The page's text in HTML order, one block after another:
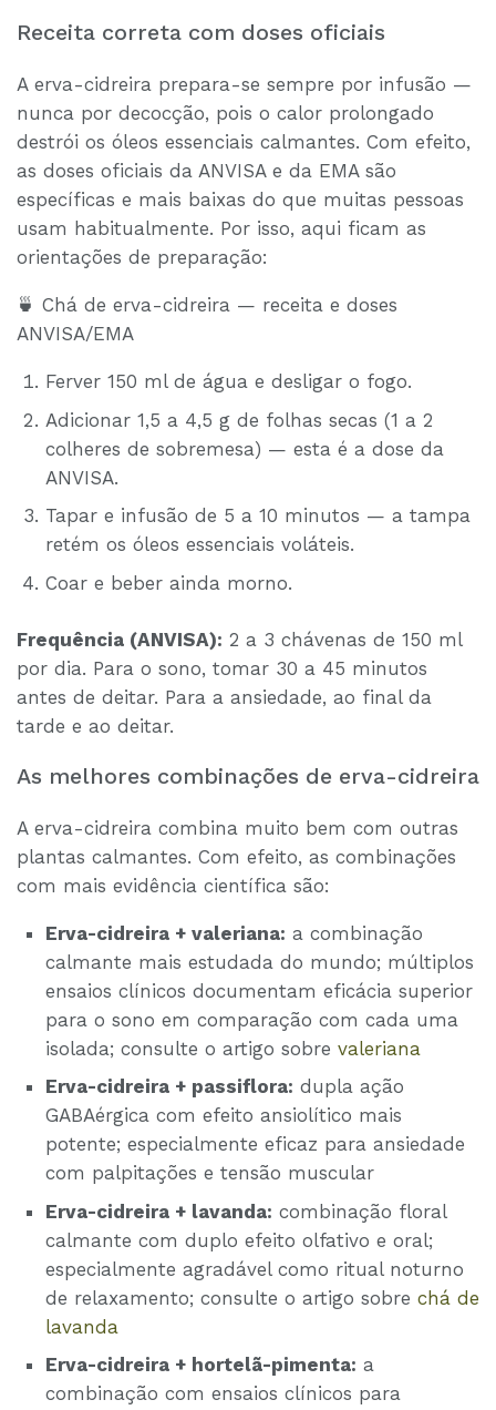
Receita correta com doses oficiais
A erva-cidreira prepara-se sempre por infusão —
nunca por decocção, pois o calor prolongado
destrói os óleos essenciais calmantes. Com efeito,
as doses oficiais da ANVISA e da EMA são
específicas e mais baixas do que muitas pessoas
usam habitualmente. Por isso, aqui ficam as
orientações de preparação:
🍵 Chá de erva-cidreira — receita e doses
ANVISA/EMA
Ferver 150 ml de água e desligar o fogo.
Adicionar 1,5 a 4,5 g de folhas secas (1 a 2
colheres de sobremesa) — esta é a dose da
ANVISA.
Tapar e infusão de 5 a 10 minutos — a tampa
retém os óleos essenciais voláteis.
Coar e beber ainda morno.
Frequência (ANVISA): 2 a 3 chávenas de 150 ml
por dia. Para o sono, tomar 30 a 45 minutos
antes de deitar. Para a ansiedade, ao final da
tarde e ao deitar.
As melhores combinações de erva-cidreira
A erva-cidreira combina muito bem com outras
plantas calmantes. Com efeito, as combinações
com mais evidência científica são:
Erva-cidreira + valeriana: a combinação
calmante mais estudada do mundo; múltiplos
ensaios clínicos documentam eficácia superior
para o sono em comparação com cada uma
isolada; consulte o artigo sobre valeriana
Erva-cidreira + passiflora: dupla ação
GABAérgica com efeito ansiolítico mais
potente; especialmente eficaz para ansiedade
com palpitações e tensão muscular
Erva-cidreira + lavanda: combinação floral
calmante com duplo efeito olfativo e oral;
especialmente agradável como ritual noturno
de relaxamento; consulte o artigo sobre chá de
lavanda
Erva-cidreira + hortelã-pimenta: a
combinação com ensaios clínicos para